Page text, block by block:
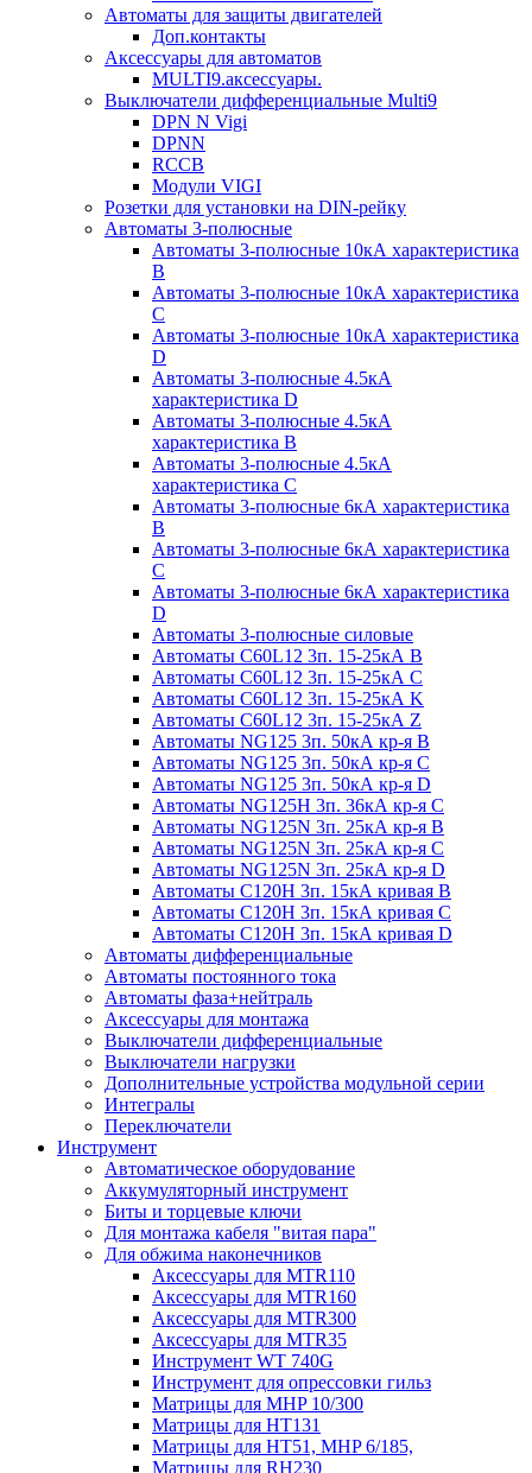
Автоматы для защиты двигателей
Доп.контакты
Аксессуары для автоматов
MULTI9.аксессуары.
Выключатели дифференциальные Multi9
DPN N Vigi
DPNN
RCCB
Модули VIGI
Розетки для установки на DIN-рейку
Автоматы 3-полюсные
Автоматы 3-полюсные 10кА характеристика
B
Автоматы 3-полюсные 10кА характеристика
C
Автоматы 3-полюсные 10кА характеристика
D
Автоматы 3-полюсные 4.5кА
характеристика D
Автоматы 3-полюсные 4.5кА
характеристика В
Автоматы 3-полюсные 4.5кА
характеристика С
Автоматы 3-полюсные 6кА характеристика
B
Автоматы 3-полюсные 6кА характеристика
C
Автоматы 3-полюсные 6кА характеристика
D
Автоматы 3-полюсные силовые
Автоматы C60L12 3п. 15-25кА B
Автоматы C60L12 3п. 15-25кА C
Автоматы C60L12 3п. 15-25кА K
Автоматы C60L12 3п. 15-25кА Z
Автоматы NG125 3п. 50кА кр-я B
Автоматы NG125 3п. 50кА кр-я C
Автоматы NG125 3п. 50кА кр-я D
Автоматы NG125H 3п. 36кА кр-я C
Автоматы NG125N 3п. 25кА кр-я B
Автоматы NG125N 3п. 25кА кр-я C
Автоматы NG125N 3п. 25кА кр-я D
Автоматы С120Н 3п. 15кА кривая B
Автоматы С120Н 3п. 15кА кривая C
Автоматы С120Н 3п. 15кА кривая D
Автоматы дифференциальные
Автоматы постоянного тока
Автоматы фаза+нейтраль
Аксессуары для монтажа
Выключатели дифференциальные
Выключатели нагрузки
Дополнительные устройства модульной серии
Интегралы
Переключатели
Инструмент
Автоматическое оборудование
Аккумуляторный инструмент
Биты и торцевые ключи
Для монтажа кабеля "витая пара"
Для обжима наконечников
Аксессуары для MTR110
Аксессуары для MTR160
Аксессуары для MTR300
Аксессуары для MTR35
Инструмент WT 740G
Инструмент для опрессовки гильз
Матрицы для MHP 10/300
Матрицы для НТ131
Матрицы для НТ51, MHP 6/185,
Матрицы для RH230